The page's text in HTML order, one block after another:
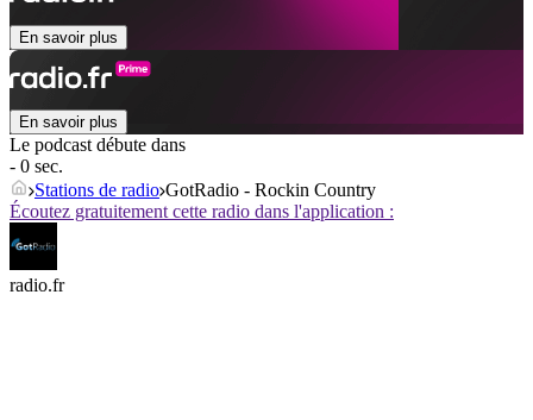
En savoir plus
En savoir plus
Le podcast débute dans
- 0 sec.
Stations de radio GotRadio - Rockin Country
Écoutez gratuitement cette radio dans l'application :
radio.fr